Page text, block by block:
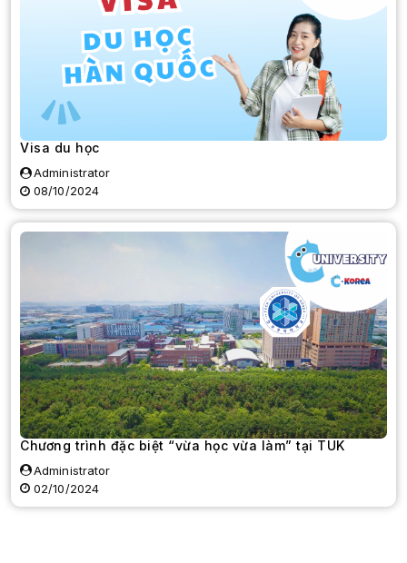
Visa du học
Administrator
08/10/2024
Chương trình đặc biệt “vừa học vừa làm” tại TUK
Administrator
02/10/2024